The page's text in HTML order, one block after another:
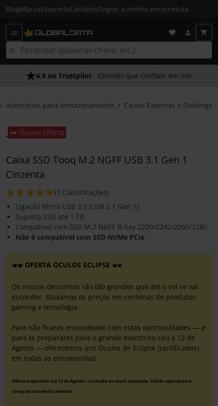
BlogMarcasSuporteContatosSeguir a minha encomenda
4.8 no Trustpilot - Clientes que confiam em nós
Acessórios para Armazenamento Caixas Externas e Dockings
🕶️ Óculos Oferta
Caixa SSD Tooq M.2 NGFF USB 3.1 Gen 1
Cinzenta
(1 Classificações)
Ligação Micro USB 3.0 (USB 3.1 Gen 1)
Suporta SSD até 1 TB
Compatível com SSD M.2 NGFF B-Key 2230/2242/2260/2280
Não é compatível com SSD NVMe PCIe
OFERTA ÓCULOS ECLIPSE
Os nossos descontos são tão grandes que até o sol se vai
esconder. Baixámos os preços em centenas de produtos
gaming e tecnologia.
Para não ficares encandeado com estas oportunidades — e
para te preparares para o grande evento no céu a 12 de
Agosto — oferecemos uns Óculos de Eclipse (certificados)
em todas as encomendas!
Oferta disponível até 12 de Agosto. Limitado ao stock existente. Válido apenas para
compras através do website.